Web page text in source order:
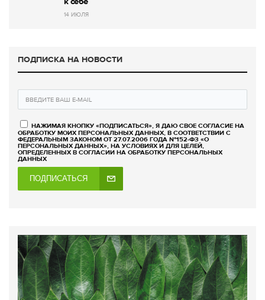
14 ИЮЛЯ
ПОДПИСКА НА НОВОСТИ
НАЖИМАЯ КНОПКУ «ПОДПИСАТЬСЯ», Я ДАЮ СВОЕ СОГЛАСИЕ НА
ОБРАБОТКУ МОИХ ПЕРСОНАЛЬНЫХ ДАННЫХ, В СООТВЕТСТВИИ С
ФЕДЕРАЛЬНЫМ ЗАКОНОМ ОТ 27.07.2006 ГОДА №152-ФЗ «О
ПЕРСОНАЛЬНЫХ ДАННЫХ», НА УСЛОВИЯХ И ДЛЯ ЦЕЛЕЙ,
ОПРЕДЕЛЕННЫХ В СОГЛАСИИ НА ОБРАБОТКУ ПЕРСОНАЛЬНЫХ
ДАННЫХ
ПОДПИСАТЬСЯ